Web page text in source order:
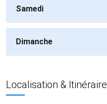
Samedi
Dimanche
Localisation & Itinéraire